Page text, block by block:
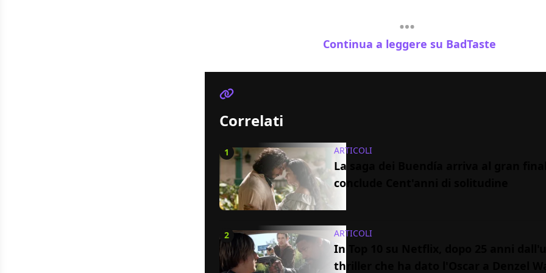
Continua a leggere su BadTaste
Correlati
1 ARTICOLI
La saga dei Buendía arriva al gran
conclude Cent'anni di solitudine
2 ARTICOLI
In Top 10 su Netflix, dopo 25 anni
thriller che ha dato l'Oscar a Denzel